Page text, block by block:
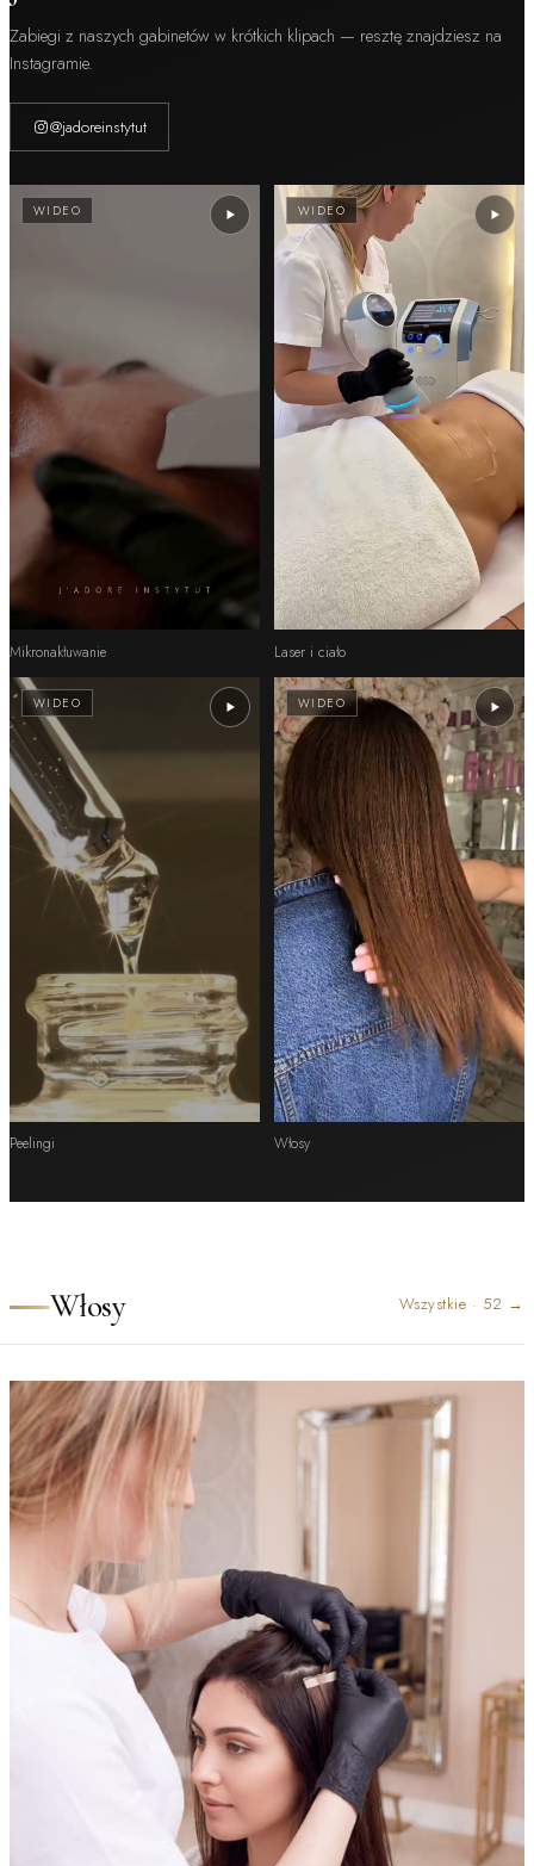
Zabiegi z naszych gabinetów w krótkich klipach — resztę znajdziesz na
Instagramie.
@jadoreinstytut
WIDEO
Mikronakłuwanie
WIDEO
Laser i ciało
WIDEO
Peelingi
WIDEO
Włosy
Włosy Wszystkie · 52 →